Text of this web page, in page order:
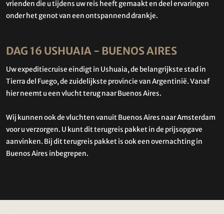
vrienden die u tijdens uw reis heeft gemaakt en deel ervaringen
onder het genot van een ontspannend drankje.
DAG 16 USHUAIA - BUENOS AIRES
Uw expeditiecruise eindigt in Ushuaia, de belangrijkste stad in
Tierra del Fuego, de zuidelijkste provincie van Argentinië.Vanaf
hier neemt u een vlucht terug naar Buenos Aires.
Wij kunnen ook de vluchten vanuit Buenos Aires naar Amsterdam
voor u verzorgen. U kunt dit terugreis pakket in de prijsopgave
aanvinken. Bij dit terugreis pakket is ook een overnachting in
Buenos Aires inbegrepen.